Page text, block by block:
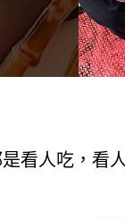
看人吃，看